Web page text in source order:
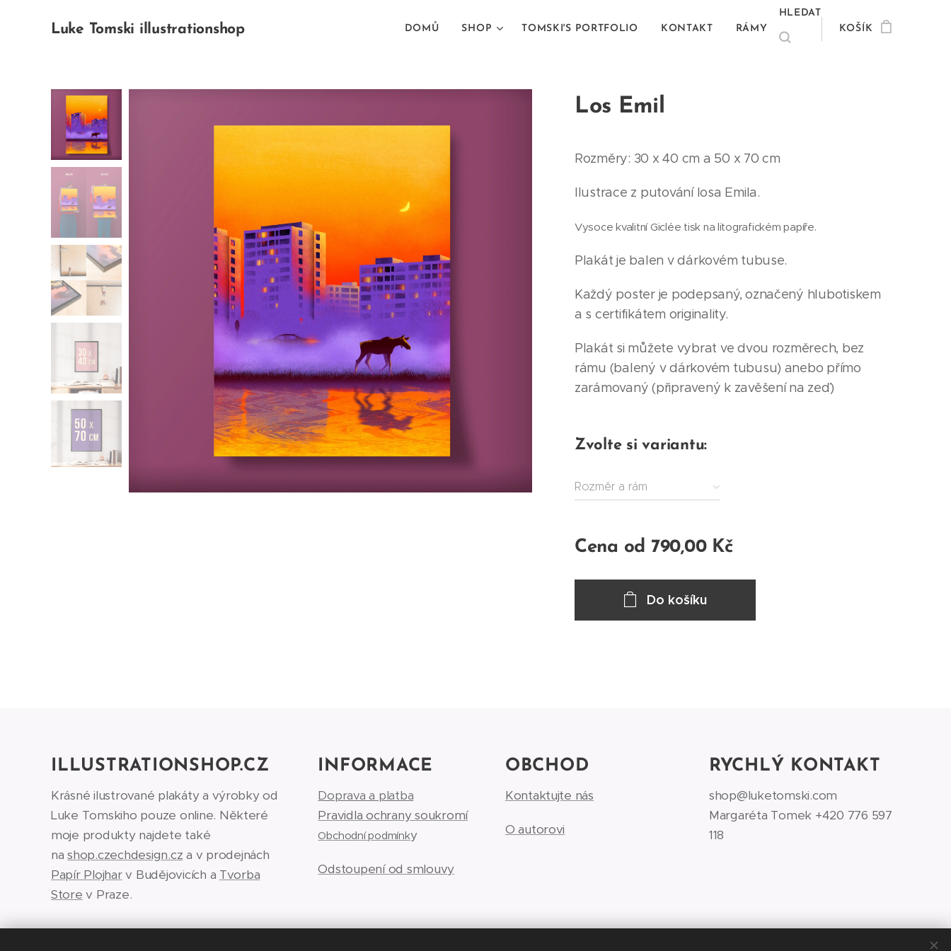
Luke Tomski illustrationshop DOMŮ SHOP TOMSKI'S PORTFOLIO KONTAKT RÁMY
HLEDAT
KOŠÍK
Los Emil
Rozměry: 30 x 40 cm a 50 x 70 cm
Ilustrace z putování losa Emila.
Vysoce kvalitní Giclée tisk na litografickém papíře.
Plakát je balen v dárkovém tubuse.
Každý poster je podepsaný, označený hlubotiskem
a s certifikátem originality.
Plakát si můžete vybrat ve dvou rozměrech, bez
rámu (balený v dárkovém tubusu) anebo přímo
zarámovaný (připravený k zavěšení na zeď)
Zvolte si variantu:
Rozměr a rám
Cena od 790,00Kč
Do košíku
ILLUSTRATIONSHOP.CZ
Krásné ilustrované plakáty a výrobky od
Luke Tomskiho pouze online. Některé
moje produkty najdete také
nashop.czechdesign.cz a v prodejnách
Papír Plojharv Budějovicích a Tvorba
Store v Praze.
INFORMACE
Doprava a platba
Pravidla ochrany soukromí
Obchodní podmínky
Odstoupení od smlouvy
OBCHOD
Kontaktujte nás
O autorovi
RYCHLÝ KONTAKT
shop@luketomski.com
Margaréta Tomek +420 776 597
118‬